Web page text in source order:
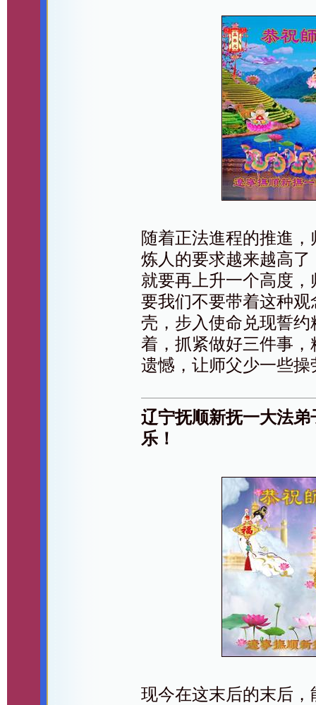
随着正法進程的推進
炼人的要求越来越高
就要再上升一个高度
要我们不要带着这种
壳，步入使命兑现誓
着，抓紧做好三件事
遗憾，让师父少一些
辽宁抚顺新抚一大法
乐！
现今在这末后的末后